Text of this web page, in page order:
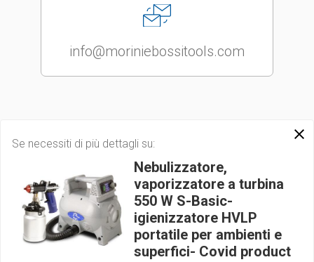
Se necessiti di più dettagli su:
Nebulizzatore,
vaporizzatore a turbina
550 W S-Basic-
igienizzatore HVLP
portatile per ambienti e
superfici- Covid product
info@moriniebossitools.com
2018 © MORINI E BOSSI TOOLS s.r.l. | P.IVA/C.F. VAT
IT03845160278